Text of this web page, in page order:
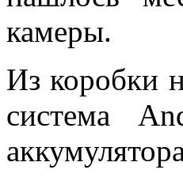
камеры.
Из коробки
система